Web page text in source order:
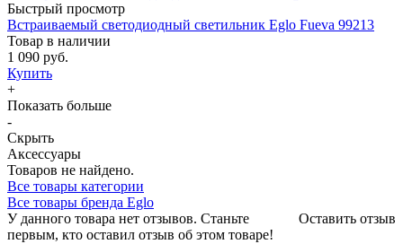
Быстрый просмотр
Встраиваемый светодиодный светильник Eglo Fueva 99213
Товар в наличии
1 090 руб.
Купить
+
Показать больше
-
Скрыть
Аксессуары
Товаров не найдено.
Все товары категории
Все товары бренда Eglo
Оставить отзыв
У данного товара нет отзывов. Станьте
первым, кто оставил отзыв об этом товаре!